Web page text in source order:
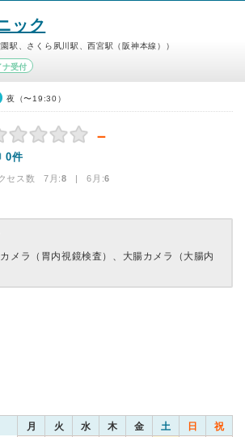
ック
駅、さくら夙川駅、西宮駅（阪神本線））
ナ受付
夜（〜19:30）
－
0件
セス数 7月:8 | 6月:6
メラ（胃内視鏡検査）、大腸カメラ（大腸内
月 火 水 木 金 土 日 祝